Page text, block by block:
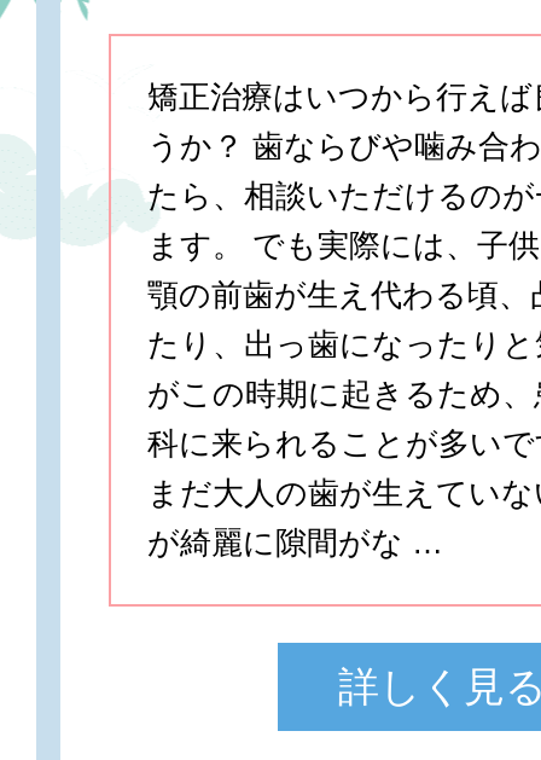
矯正治療はいつから行え
うか？ 歯ならびや噛み合
たら、相談いただけるの
ます。 でも実際には、子
顎の前歯が生え代わる頃
たり、出っ歯になったり
がこの時期に起きるため
科に来られることが多い
まだ大人の歯が生えてい
が綺麗に隙間がな …
詳しく見